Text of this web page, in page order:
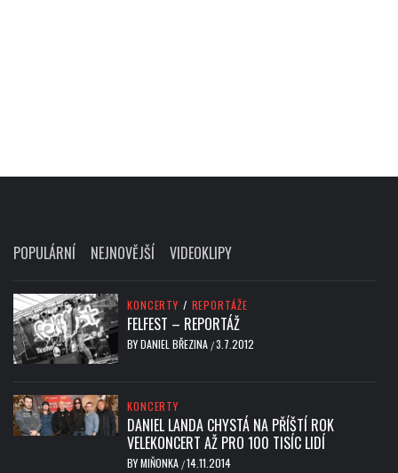
POPULÁRNÍ NEJNOVĚJŠÍ VIDEOKLIPY
KONCERTY / REPORTÁŽE
FELFEST – REPORTÁŽ
BYDANIEL BŘEZINA /3.7.2012
KONCERTY
DANIEL LANDA CHYSTÁ NA PŘÍŠTÍ ROK
VELEKONCERT AŽ PRO 100 TISÍC LIDÍ
BYMIŇONKA /14.11.2014